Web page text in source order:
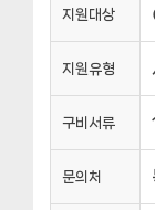
지원대상
지원유형
구비서류
문의처